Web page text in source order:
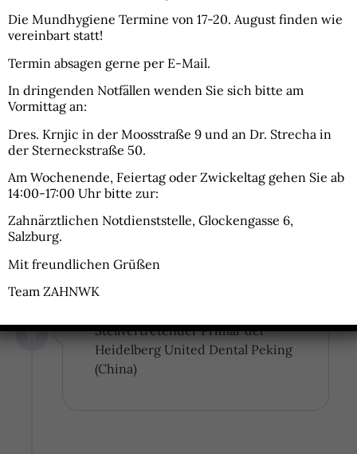
Wahlzahnarzt Salzburg
(Österreich)
08/2020
Externer Dozent an der Danube
Private University Krems
Stellvertretender Primar der
Heidelberg United Dental Peking
(China)
DieMundhygiene Termine von 17-20. August finden wie
vereinbart statt!
Termin absagen gerne per E-Mail.
In dringenden Notfällen wenden Sie sich bitte am
Vormittag an:
Dres. Krnjic in der Moosstraße 9 und an Dr. Strecha in
der Sterneckstraße 50.
Am Wochenende, Feiertag oder Zwickeltag gehen Sie ab
14:00-17:00 Uhr bitte zur:
Zahnärztlichen Notdienststelle, Glockengasse 6,
Salzburg.
Mit freundlichen Grüßen
Team ZAHNWK